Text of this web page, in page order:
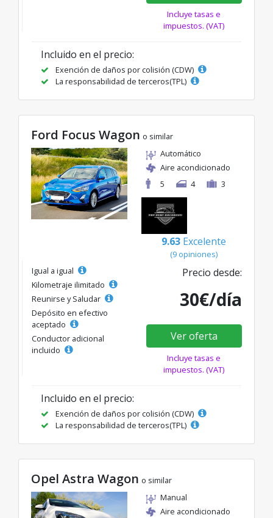
Incluye tasas e
impuestos. (VAT)
Incluido en el precio:
Exención de daños por colisión (CDW)
La responsabilidad de terceros(TPL)
Ford Focus Wagon o similar
Automático
Aire acondicionado
5
4 3
9.63 Excelente
(9 opiniones)
Igual a igual
Kilometraje ilimitado
Reunirse y Saludar
Depósito en efectivo
aceptado
Conductor adicional
incluido
Precio desde:
30€/día
Ver oferta
Incluye tasas e
impuestos. (VAT)
Incluido en el precio:
Exención de daños por colisión (CDW)
La responsabilidad de terceros(TPL)
Opel Astra Wagon o similar
Manual
Aire acondicionado